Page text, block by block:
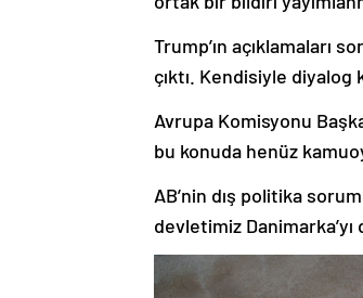
Trump’ın açıklamaları
çıktı. Kendisiyle diyalog
Avrupa Komisyonu
bu konuda henüz
AB’nin dış politika
devletimiz